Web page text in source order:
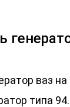
ваз
типа